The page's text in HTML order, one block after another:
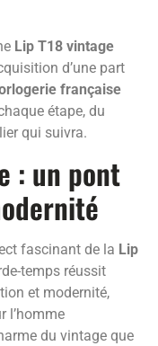
Lip T18 vintage
d’une part
française
étape, du
qui suivra.
: un pont
fascinant de la Lip
temps réussit
et modernité,
l’homme
du vintage que